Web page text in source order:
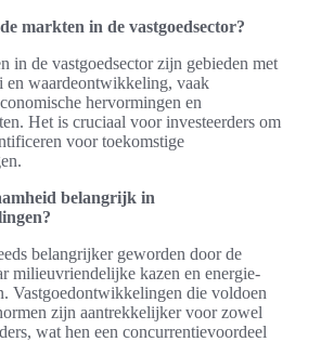
markten in de vastgoedsector?
in de vastgoedsector zijn gebieden met
en waardeontwikkeling, vaak
hervormingen en
Het is cruciaal voor investeerders om
voor toekomstige
belangrijk in
belangrijker geworden door de
milieuvriendelijke kazen en energie-
Vastgoedontwikkelingen die voldoen
zijn aantrekkelijker voor zowel
wat hen een concurrentievoordeel